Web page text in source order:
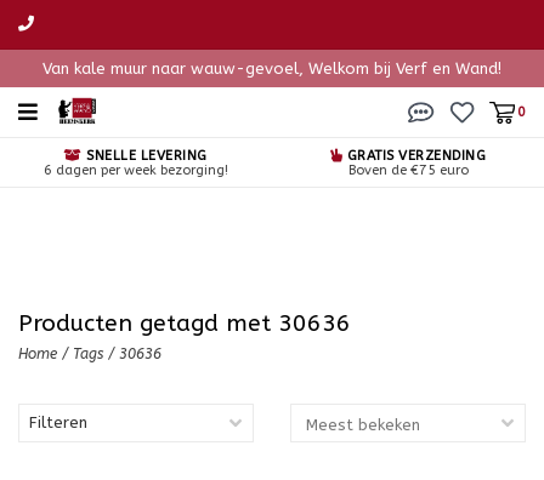
Van kale muur naar wauw-gevoel, Welkom bij Verf en Wand!
0
SNELLE LEVERING
6 dagen per week bezorging!
GRATIS VERZENDING
Boven de €75 euro
Producten getagd met 30636
Home / Tags / 30636
Filteren